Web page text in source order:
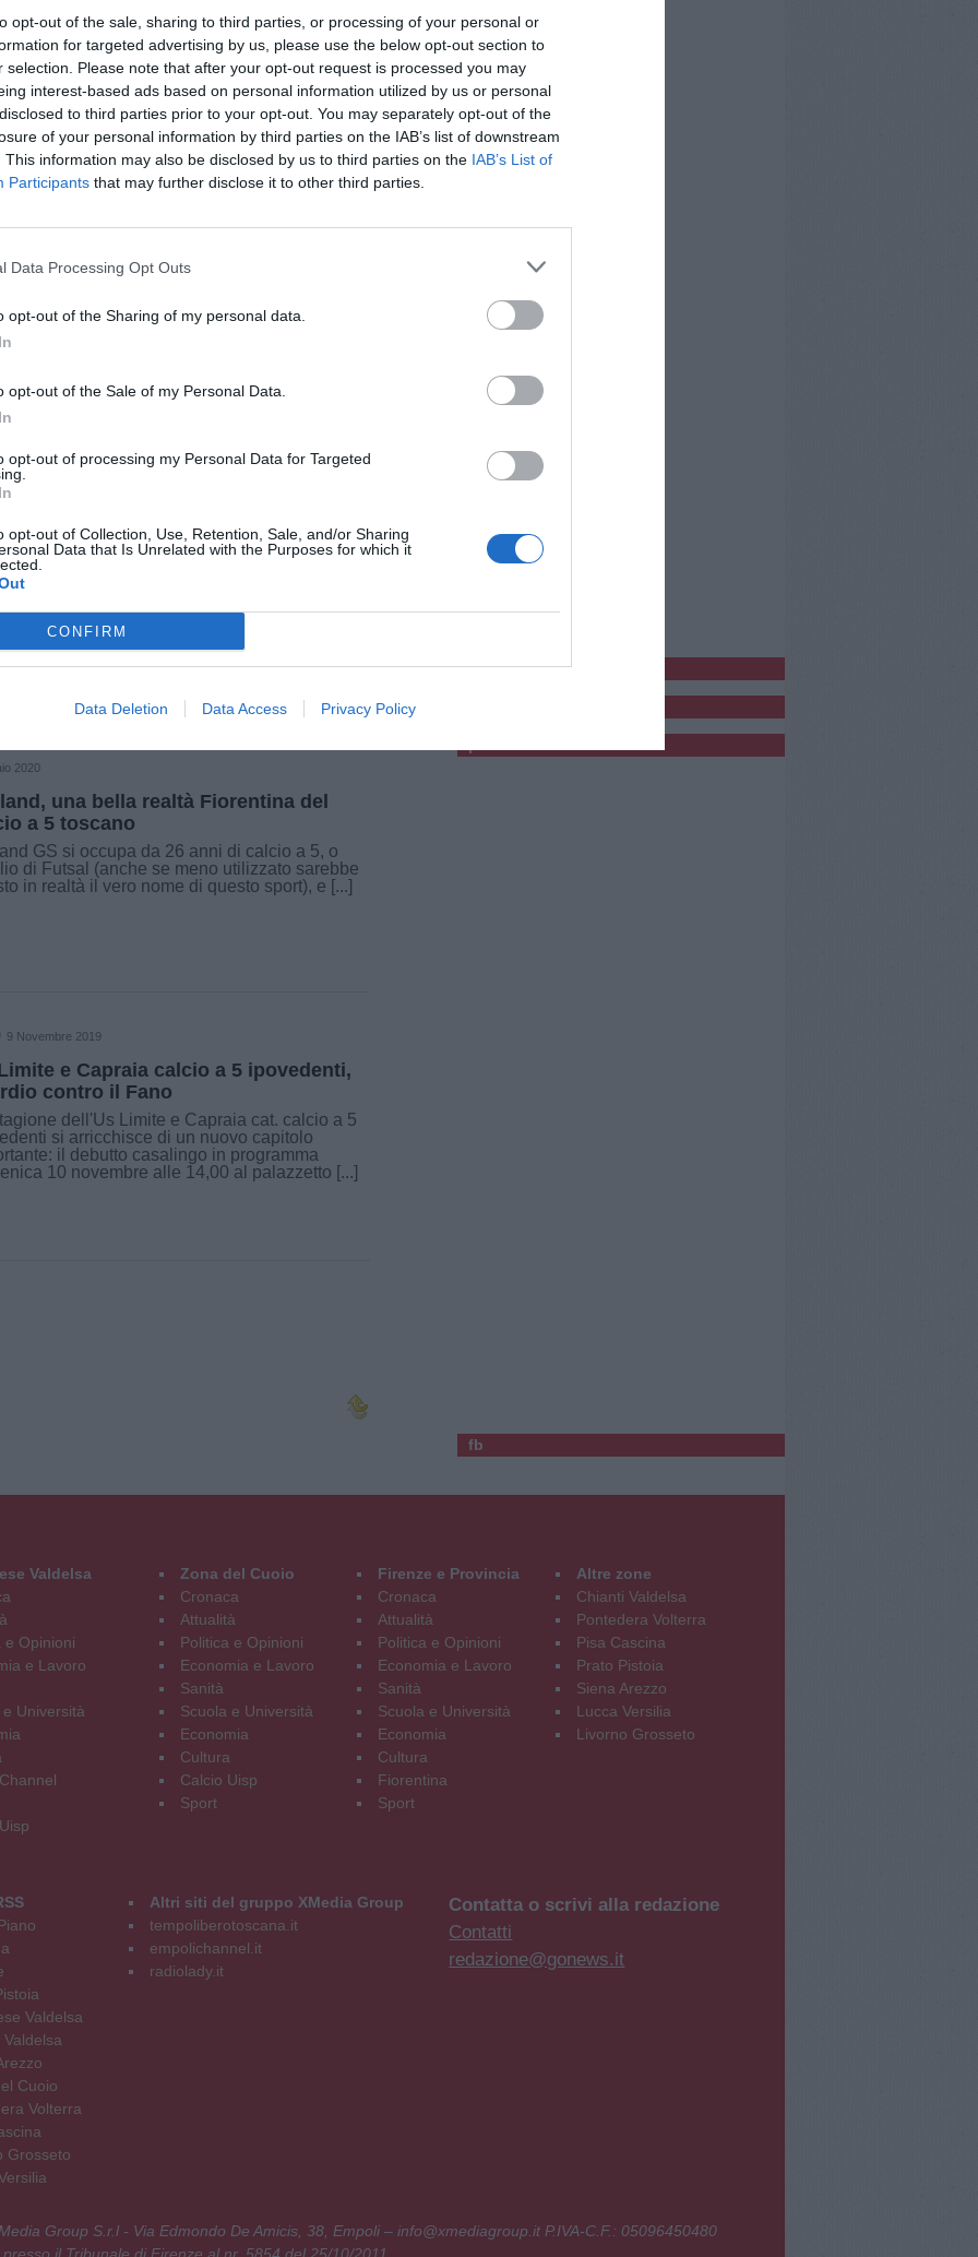
opt-out of the sale, sharing to third parties, or processing of your personal or
for targeted advertising by us, please use the below opt-out section to
selection. Please note that after your opt-out request is processed you may
interest-based ads based on personal information utilized by us or personal
to third parties prior to your opt-out. You may separately opt-out of the
of your personal information by third parties on the IAB’s list of downstream
This information may also be disclosed by us to third parties on the IAB’s List of
Participants that may further disclose it to other third parties.
Data Processing Opt Outs
opt-out of the Sharing of my personal data.
opt-out of the Sale of my Personal Data.
opt-out of processing my Personal Data for Targeted
opt-out of Collection, Use, Retention, Sale, and/or Sharing
Data that Is Unrelated with the Purposes for which it
CONFIRM
Data Deletion Data Access Privacy Policy
caso, si può fare ancora di più: "Non
volta in campo avevamo 8 quote su 12
subito alla tosta trasferta di venerdì prossimo,
Midland, autrice di un gran campionato di C1
3
Castellacci, Castellacci, Lo Pizzo,
Fonte: Us Limite e Capraia
a 5 femminile, Castelfiorentino
vince il campionato
che a Castelfiorentino va avanti
del calcio femminile, che ogni anno si
si evolve e, [...]
2020
una bella realtà Fiorentina del
a 5 toscano
GS si occupa da 26 anni di calcio a 5, o
di Futsal (anche se meno utilizzato sarebbe
in realtà il vero nome di questo sport), e [...]
9 Novembre 2019
e Capraia calcio a 5 ipovedenti,
contro il Fano
dell'Us Limite e Capraia cat. calcio a 5
si arricchisce di un nuovo capitolo
il debutto casalingo in programma
10 novembre alle 14,00 al palazzetto [...]
pubblicitàCl
fb
Valdelsa
e Opinioni
e Lavoro
e Università
Zona del Cuoio
Cronaca
Attualità
Politica e Opinioni
Economia e Lavoro
Sanità
Scuola e Università
Economia
Cultura
Calcio Uisp
Sport
Firenze e Provincia
Cronaca
Attualità
Politica e Opinioni
Economia e Lavoro
Sanità
Scuola e Università
Economia
Cultura
Fiorentina
Sport
Altre zone
Chianti Valdelsa
Pontedera Volterra
Pisa Cascina
Prato Pistoia
Siena Arezzo
Lucca Versilia
Livorno Grosseto
Valdelsa
Valdelsa
Cuoio
Volterra
Grosseto
Altri siti del gruppo XMedia Group
tempoliberotoscana.it
empolichannel.it
radiolady.it
Contatta o scrivi alla redazione
Contatti
redazione@gonews.it
Group S.r.l - Via Edmondo De Amicis, 38, Empoli – info@xmediagroup.it P.IVA-C.F.: 05096450480